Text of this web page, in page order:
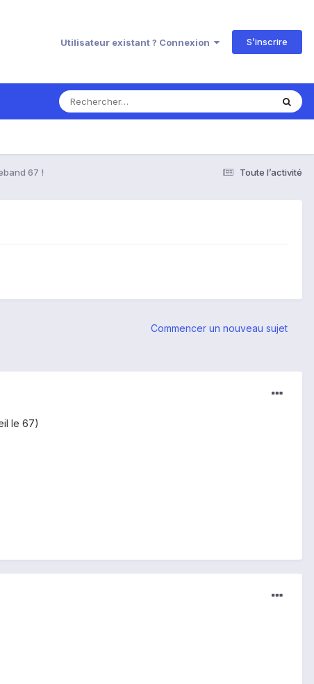
Utilisateur existant ? Connexion S’inscrire
Toute l’activité
67 !
Commencer un nouveau sujet
le 67)